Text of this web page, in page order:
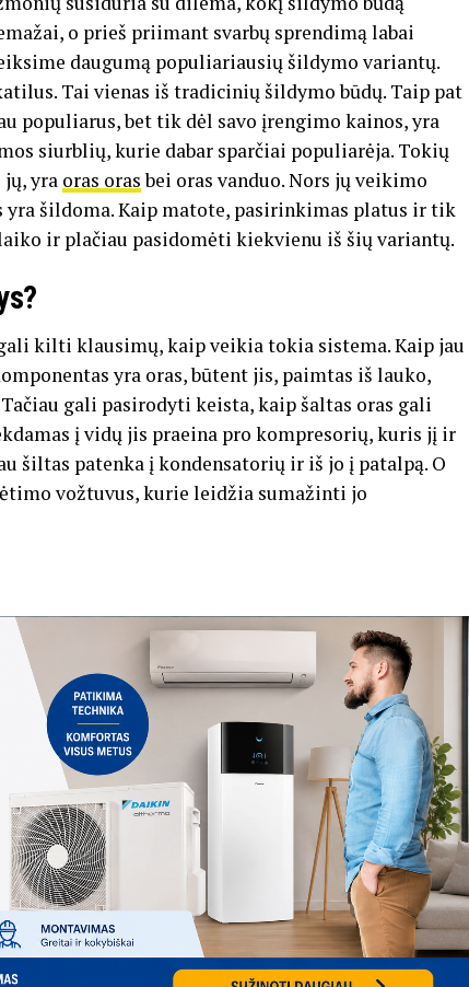
o prieš priimant svarbų sprendimą labai
daugumą populiariausių šildymo variantų.
Tai vienas iš tradicinių šildymo būdų. Taip pat
populiarus, bet tik dėl savo įrengimo kainos, yra
siurblių, kurie dabar sparčiai populiarėja. Tokių
yra oras orasbei oras vanduo. Nors jų veikimo
šildoma. Kaip matote, pasirinkimas platus ir tik
ir plačiau pasidomėti kiekvienu iš šių variantų.
kilti klausimų, kaip veikia tokia sistema. Kaip jau
yra oras, būtent jis, paimtas iš lauko,
gali pasirodyti keista, kaip šaltas oras gali
į vidų jis praeina pro kompresorių, kuris jį ir
šiltas patenka į kondensatorių ir iš jo į patalpą. O
vožtuvus, kurie leidžia sumažinti jo